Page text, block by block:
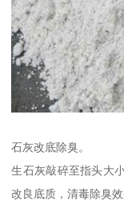
石灰改底除臭。
生石灰敲碎至指头大
改良底质，清毒除臭效